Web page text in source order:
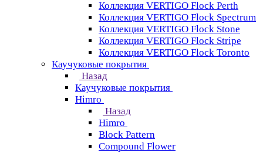
Коллекция VERTIGO Flock Perth
Коллекция VERTIGO Flock Spectrum
Коллекция VERTIGO Flock Stone
Коллекция VERTIGO Flock Stripe
Коллекция VERTIGO Flock Toronto
Каучуковые покрытия
Назад
Каучуковые покрытия
Himro
Назад
Himro
Block Pattern
Compound Flower